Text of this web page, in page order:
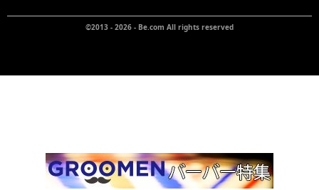
©2013 - 2026 - Be.com All rights reserved